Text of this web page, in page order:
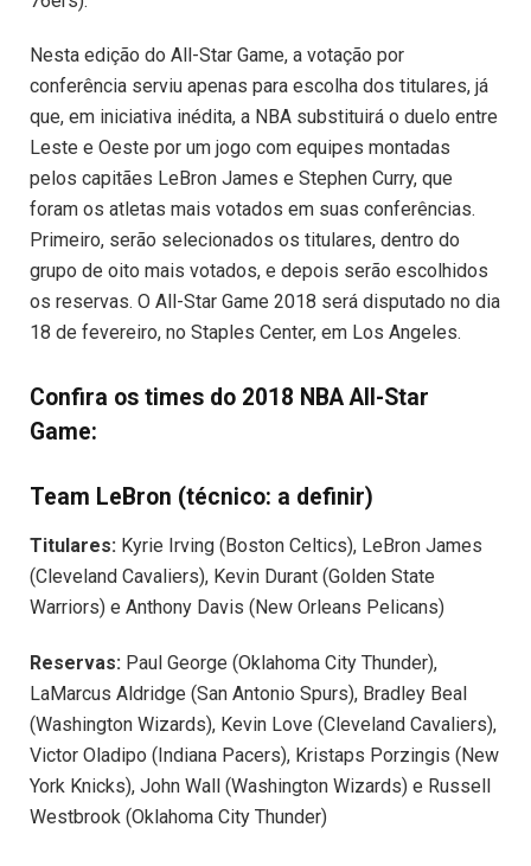
Nesta edição do All-Star Game, a votação por
conferência serviu apenas para escolha dos titulares, já
que, em iniciativa inédita, a NBA substituirá o duelo entre
Leste e Oeste por um jogo com equipes montadas
pelos capitães LeBron James e Stephen Curry, que
foram os atletas mais votados em suas conferências.
Primeiro, serão selecionados os titulares, dentro do
grupo de oito mais votados, e depois serão escolhidos
os reservas. O All-Star Game 2018 será disputado no dia
18 de fevereiro, no Staples Center, em Los Angeles.
Confira os times do 2018 NBA All-Star
Game:
Team LeBron (técnico: a definir)
Titulares: Kyrie Irving (Boston Celtics), LeBron James
(Cleveland Cavaliers), Kevin Durant (Golden State
Warriors) e Anthony Davis (New Orleans Pelicans)
Reservas: Paul George (Oklahoma City Thunder),
LaMarcus Aldridge (San Antonio Spurs), Bradley Beal
(Washington Wizards), Kevin Love (Cleveland Cavaliers),
Victor Oladipo (Indiana Pacers), Kristaps Porzingis (New
York Knicks), John Wall (Washington Wizards) e Russell
Westbrook (Oklahoma City Thunder)